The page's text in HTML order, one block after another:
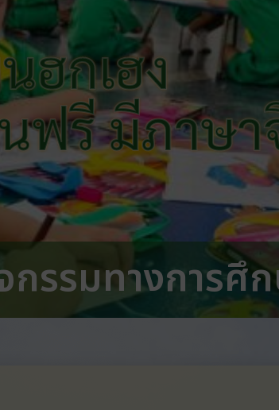
ฮกเฮง
นฟรี มีภาษ
รรมทางการศึ